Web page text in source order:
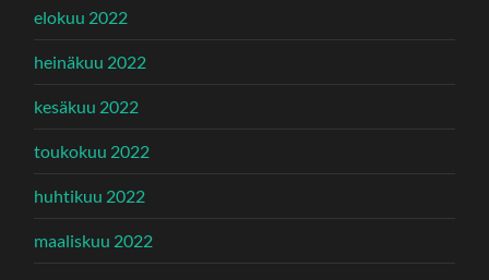
elokuu 2022
heinäkuu 2022
kesäkuu 2022
toukokuu 2022
huhtikuu 2022
maaliskuu 2022